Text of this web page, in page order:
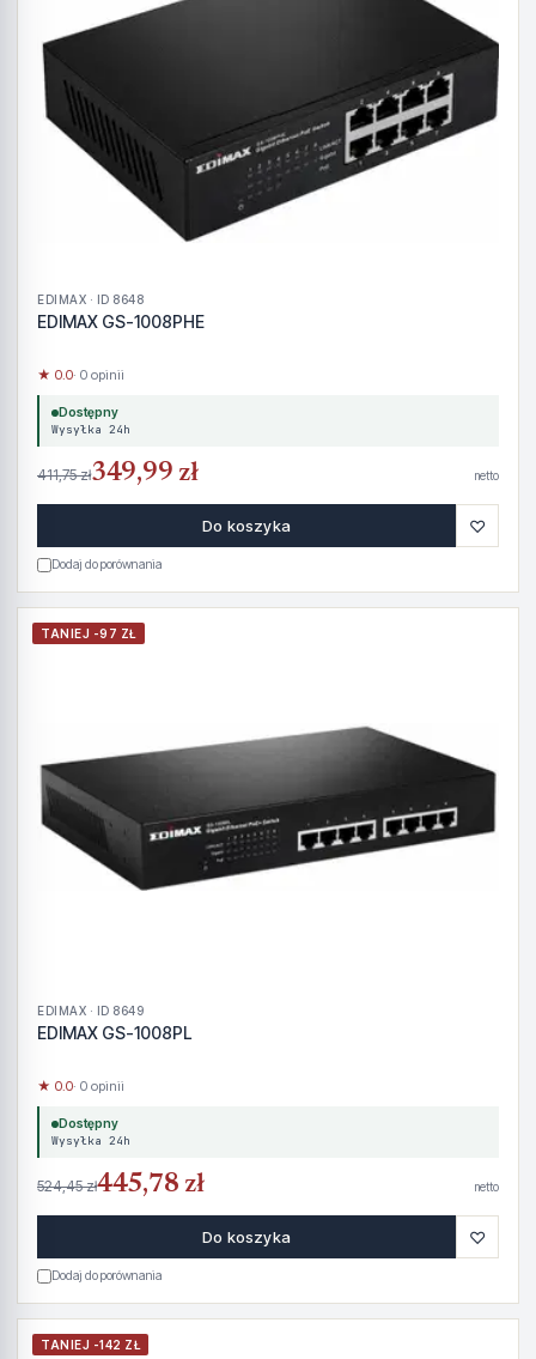
EDIMAX · ID 8648
EDIMAX GS-1008PHE
★ 0.0· 0 opinii
Dostępny
Wysyłka 24h
411,75 zł349,99 zł netto
Do koszyka ♡
Dodaj do porównania
TANIEJ -97 ZŁ
EDIMAX · ID 8649
EDIMAX GS-1008PL
★ 0.0· 0 opinii
Dostępny
Wysyłka 24h
524,45 zł445,78 zł netto
Do koszyka ♡
Dodaj do porównania
TANIEJ -142 ZŁ